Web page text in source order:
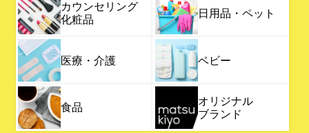
カウンセリング
化粧品
日用品・ペット
医療・介護 ベビー
食品
オリジナル
ブランド